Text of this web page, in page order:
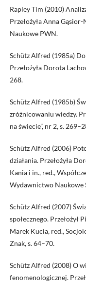
Rapley Tim (2010)
Przełożyła Anna
Naukowe PWN.
Schütz Alfred (1985a)
Przełożyła Dorota
268.
Schütz Alfred (1985b)
zróżnicowaniu wiedzy.
na świecie”, nr 2, s.
Schütz Alfred (2006)
działania. Przełożyła
Kania i in., red.,
Wydawnictwo Naukowe
Schütz Alfred (2007)
społecznego. Przełożył
Marek Kucia, red.,
Znak, s. 64–70.
Schütz Alfred (2008) O
fenomenologicznej.